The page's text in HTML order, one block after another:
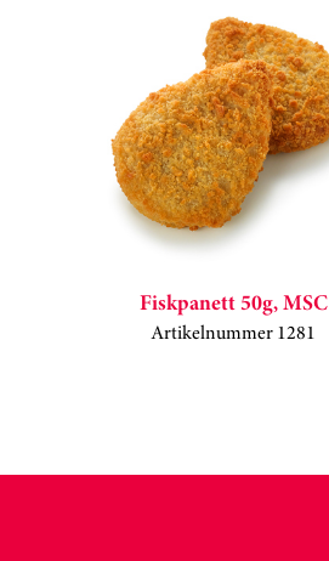
Fiskpanett 50g, MSC
Artikelnummer 1281